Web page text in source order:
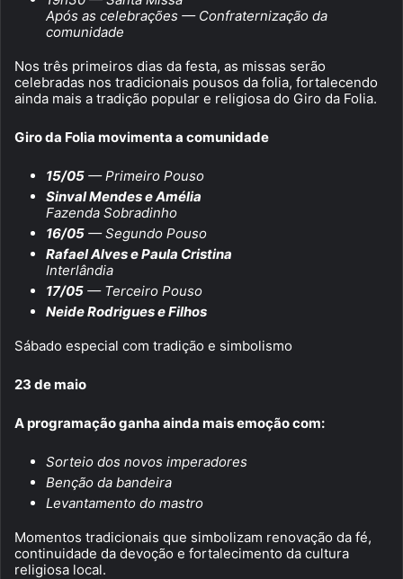
Após as celebrações — Confraternização da
comunidade
Nos três primeiros dias da festa, as missas serão
celebradas nos tradicionais pousos da folia, fortalecendo
ainda mais a tradição popular e religiosa do Giro da Folia.
Giro da Folia movimenta a comunidade
15/05 — Primeiro Pouso
Sinval Mendes e Amélia
Fazenda Sobradinho
16/05 — Segundo Pouso
Rafael Alves e Paula Cristina
Interlândia
17/05 — Terceiro Pouso
Neide Rodrigues e Filhos
Sábado especial com tradição e simbolismo
23 de maio
A programação ganha ainda mais emoção com:
Sorteio dos novos imperadores
Benção da bandeira
Levantamento do mastro
Momentos tradicionais que simbolizam renovação da fé,
continuidade da devoção e fortalecimento da cultura
religiosa local.